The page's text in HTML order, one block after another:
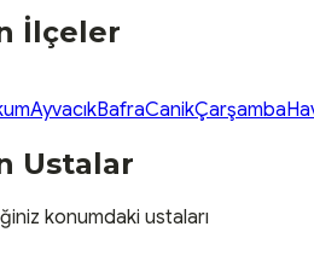
İlçeler
AyvacıkBafraCanikÇarşamba
Ustalar
konumdaki ustaları